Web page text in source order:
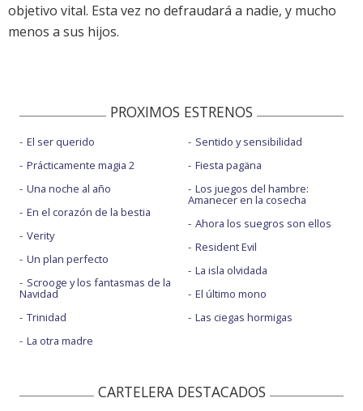
objetivo vital. Esta vez no defraudará a nadie, y mucho
menos a sus hijos.
PROXIMOS ESTRENOS
El ser querido
Prácticamente magia 2
Una noche al año
En el corazón de la bestia
Verity
Un plan perfecto
Scrooge y los fantasmas de la
Navidad
Trinidad
La otra madre
Sentido y sensibilidad
Fiesta pagäna
Los juegos del hambre:
Amanecer en la cosecha
Ahora los suegros son ellos
Resident Evil
La isla olvidada
El último mono
Las ciegas hormigas
CARTELERA DESTACADOS